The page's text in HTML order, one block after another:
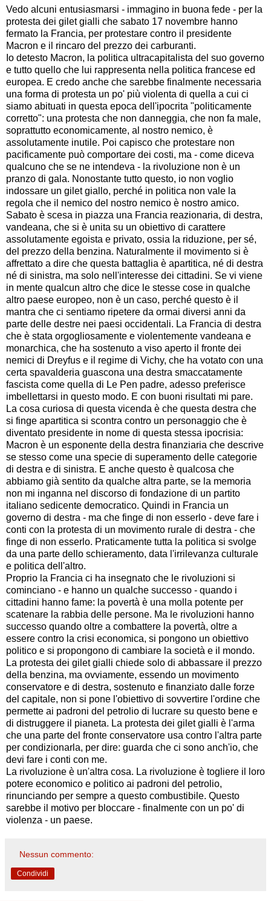
Vedo alcuni entusiasmarsi - immagino in buona fede - per la
protesta dei gilet gialli che sabato 17 novembre hanno
fermato la Francia, per protestare contro il presidente
Macron e il rincaro del prezzo dei carburanti.
Io detesto Macron, la politica ultracapitalista del suo governo
e tutto quello che lui rappresenta nella politica francese ed
europea. E credo anche che sarebbe finalmente necessaria
una forma di protesta un po' più violenta di quella a cui ci
siamo abituati in questa epoca dell'ipocrita "politicamente
corretto": una protesta che non danneggia, che non fa male,
soprattutto economicamente, al nostro nemico, è
assolutamente inutile. Poi capisco che protestare non
pacificamente può comportare dei costi, ma - come diceva
qualcuno che se ne intendeva - la rivoluzione non è un
pranzo di gala. Nonostante tutto questo, io non voglio
indossare un gilet giallo, perché in politica non vale la
regola che il nemico del nostro nemico è nostro amico.
Sabato è scesa in piazza una Francia reazionaria, di destra,
vandeana, che si è unita su un obiettivo di carattere
assolutamente egoista e privato, ossia la riduzione, per sé,
del prezzo della benzina. Naturalmente il movimento si è
affrettato a dire che questa battaglia è apartitica, né di destra
né di sinistra, ma solo nell'interesse dei cittadini. Se vi viene
in mente qualcun altro che dice le stesse cose in qualche
altro paese europeo, non è un caso, perché questo è il
mantra che ci sentiamo ripetere da ormai diversi anni da
parte delle destre nei paesi occidentali. La Francia di destra
che è stata orgogliosamente e violentemente vandeana e
monarchica, che ha sostenuto a viso aperto il fronte dei
nemici di Dreyfus e il regime di Vichy, che ha votato con una
certa spavalderia guascona una destra smaccatamente
fascista come quella di Le Pen padre, adesso preferisce
imbellettarsi in questo modo. E con buoni risultati mi pare.
La cosa curiosa di questa vicenda è che questa destra che
si finge apartitica si scontra contro un personaggio che è
diventato presidente in nome di questa stessa ipocrisia:
Macron è un esponente della destra finanziaria che descrive
se stesso come una specie di superamento delle categorie
di destra e di sinistra. E anche questo è qualcosa che
abbiamo già sentito da qualche altra parte, se la memoria
non mi inganna nel discorso di fondazione di un partito
italiano sedicente democratico. Quindi in Francia un
governo di destra - ma che finge di non esserlo - deve fare i
conti con la protesta di un movimento rurale di destra - che
finge di non esserlo. Praticamente tutta la politica si svolge
da una parte dello schieramento, data l'irrilevanza culturale
e politica dell'altro.
Proprio la Francia ci ha insegnato che le rivoluzioni si
cominciano - e hanno un qualche successo - quando i
cittadini hanno fame: la povertà è una molla potente per
scatenare la rabbia delle persone. Ma le rivoluzioni hanno
successo quando oltre a combattere la povertà, oltre a
essere contro la crisi economica, si pongono un obiettivo
politico e si propongono di cambiare la società e il mondo.
La protesta dei gilet gialli chiede solo di abbassare il prezzo
della benzina, ma ovviamente, essendo un movimento
conservatore e di destra, sostenuto e finanziato dalle forze
del capitale, non si pone l'obiettivo di sovvertire l'ordine che
permette ai padroni del petrolio di lucrare su questo bene e
di distruggere il pianeta. La protesta dei gilet gialli è l'arma
che una parte del fronte conservatore usa contro l'altra parte
per condizionarla, per dire: guarda che ci sono anch'io, che
devi fare i conti con me.
La rivoluzione è un'altra cosa. La rivoluzione è togliere il loro
potere economico e politico ai padroni del petrolio,
rinunciando per sempre a questo combustibile. Questo
sarebbe il motivo per bloccare - finalmente con un po' di
violenza - un paese.
Nessun commento:
Condividi